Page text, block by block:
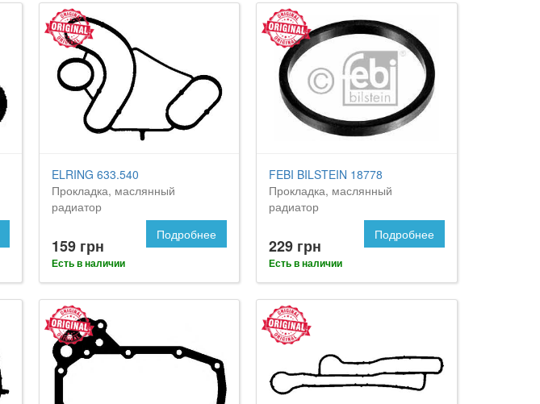
ELRING 633.540
Прокладка, маслянный
радиатор
159 грн
Есть в наличии
Подробнее
FEBI BILSTEIN 18778
Прокладка, маслянный
радиатор
229 грн
Есть в наличии
Подробнее